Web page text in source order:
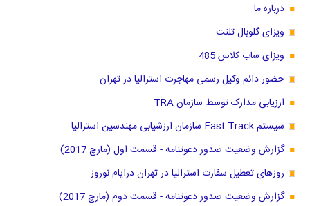
درباره ما
ویزای گلوبال تلنت
ویزای ساب کلاس 485
حضور دائم وکیل رسمی مهاجرت استرالیا در تهران
ارزیابی مدارک توسط سازمان TRA
سیستم Fast Track سازمان ارزشیابی مهندسین استرالیا
گزارش وضعیت صدور دعوتنامه - قسمت اول (مارچ 2017)
روزهای تعطیل سفارت استرالیا در تهران درایام نوروز
گزارش وضعیت صدور دعوتنامه - قسمت دوم (مارچ 2017)